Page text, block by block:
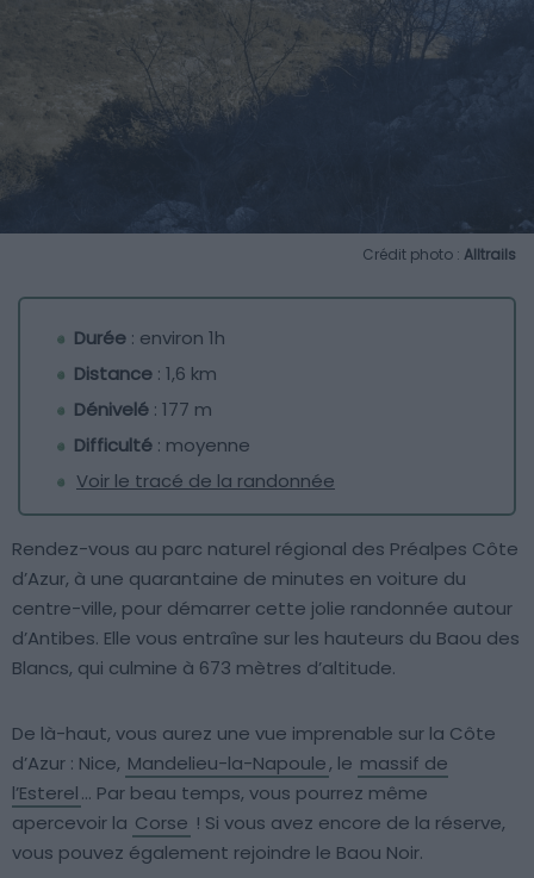
Crédit photo : Alltrails
Durée : environ 1h
Distance : 1,6 km
Dénivelé : 177 m
Difficulté : moyenne
Voir le tracé de la randonnée
Rendez-vous au parc naturel régional des Préalpes Côte
d’Azur, à une quarantaine de minutes en voiture du
centre-ville, pour démarrer cette jolie randonnée autour
d’Antibes. Elle vous entraîne sur les hauteurs du Baou des
Blancs, qui culmine à 673 mètres d’altitude.
De là-haut, vous aurez une vue imprenable sur la Côte
d’Azur : Nice, Mandelieu-la-Napoule, le massif de
l’Esterel… Par beau temps, vous pourrez même
apercevoir la Corse ! Si vous avez encore de la réserve,
vous pouvez également rejoindre le Baou Noir.